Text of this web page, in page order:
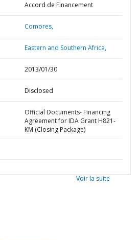
Accord de Financement
Comores,
Eastern and Southern Africa,
2013/01/30
Disclosed
Official Documents- Financing
Agreement for IDA Grant H821-
KM (Closing Package)
Voir la suite